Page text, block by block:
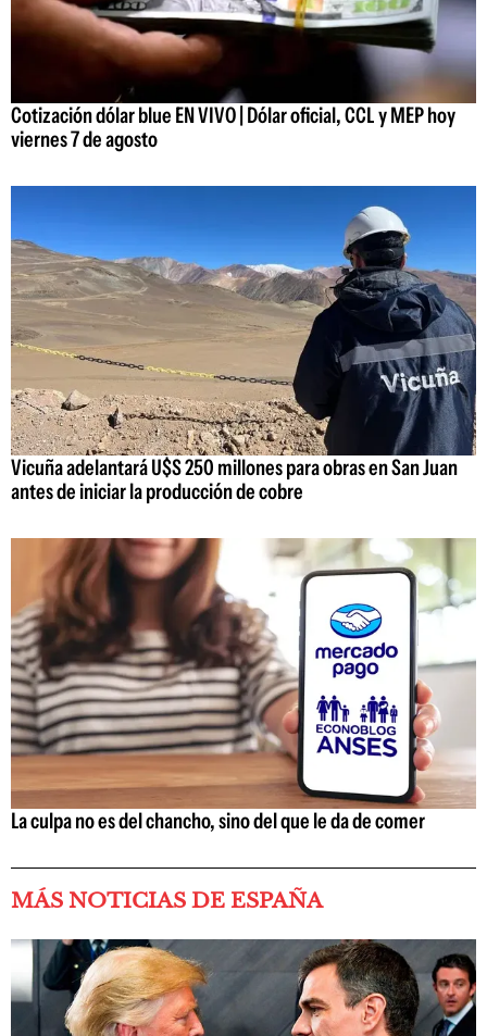
Cotización dólar blue EN VIVO | Dólar oficial, CCL y MEP hoy
viernes 7 de agosto
Vicuña adelantará U$S 250 millones para obras en San Juan
antes de iniciar la producción de cobre
La culpa no es del chancho, sino del que le da de comer
MÁS NOTICIAS DE ESPAÑA